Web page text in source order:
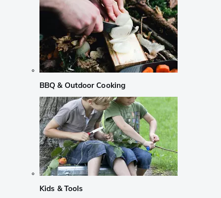
BBQ & Outdoor Cooking
Kids & Tools